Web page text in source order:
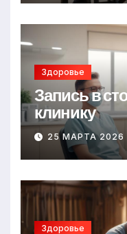
Здоровье
Запись в
клинику
25 МАРТА 2026
Здоровье